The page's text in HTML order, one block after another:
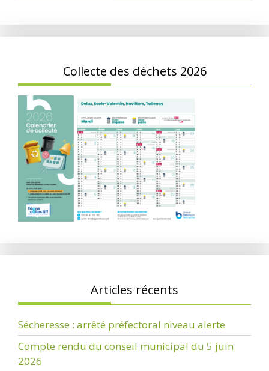
Collecte des déchets 2026
Articles récents
Sécheresse : arrêté préfectoral niveau alerte
Compte rendu du conseil municipal du 5 juin
2026